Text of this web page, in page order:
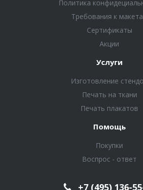
Политика
Требования к
Сертификаты
Акции
Услуги
Изготовление
Печать на ткани
Печать плакатов
Помощь
Покупки
Воспрос - ответ
+7 (495) 136-